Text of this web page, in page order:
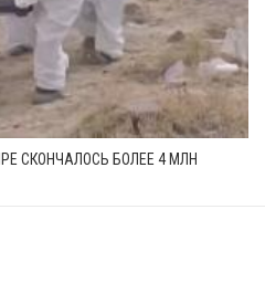
СКОНЧАЛОСЬ БОЛЕЕ 4 МЛН